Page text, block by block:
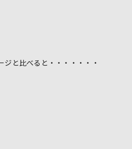
ジと比べると・・・・・・・